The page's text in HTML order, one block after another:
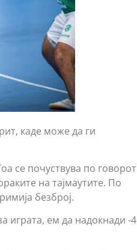
каде може да ги
се почуствува по говорот
на тајмаутите. По
безброј.
играта, ем да надокнади -4